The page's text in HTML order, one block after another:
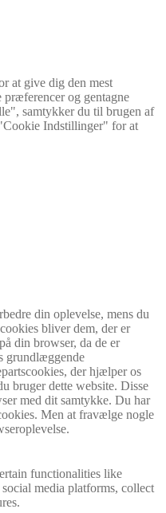
at give dig den mest
præferencer og gentagne
samtykker du til brugen af
Indstillinger" for at
din oplevelse, mens du
bliver dem, der er
din browser, da de er
grundlæggende
der hjælper os
bruger dette website. Disse
med dit samtykke. Du har
Men at fravælge nogle
functionalities like
media platforms, collect